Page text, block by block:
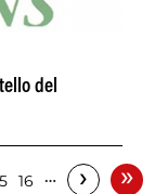
del
16 … › »